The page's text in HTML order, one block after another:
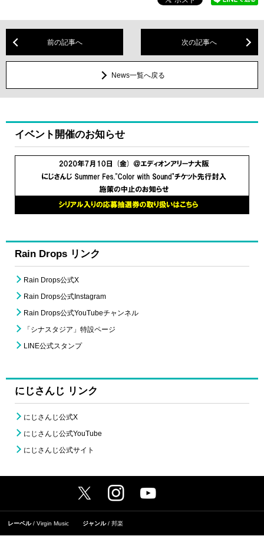
前の記事へ 次の記事へ
News一覧へ戻る
イベント開催のお知らせ
Rain Drops リンク
Rain Drops公式X
Rain Drops公式Instagram
Rain Drops公式YouTubeチャンネル
「シナスタジア」特設ページ
LINE公式スタンプ
にじさんじ リンク
にじさんじ公式X
にじさんじ公式YouTube
にじさんじ公式サイト
レーベル Virgin Music ジャンル 邦楽